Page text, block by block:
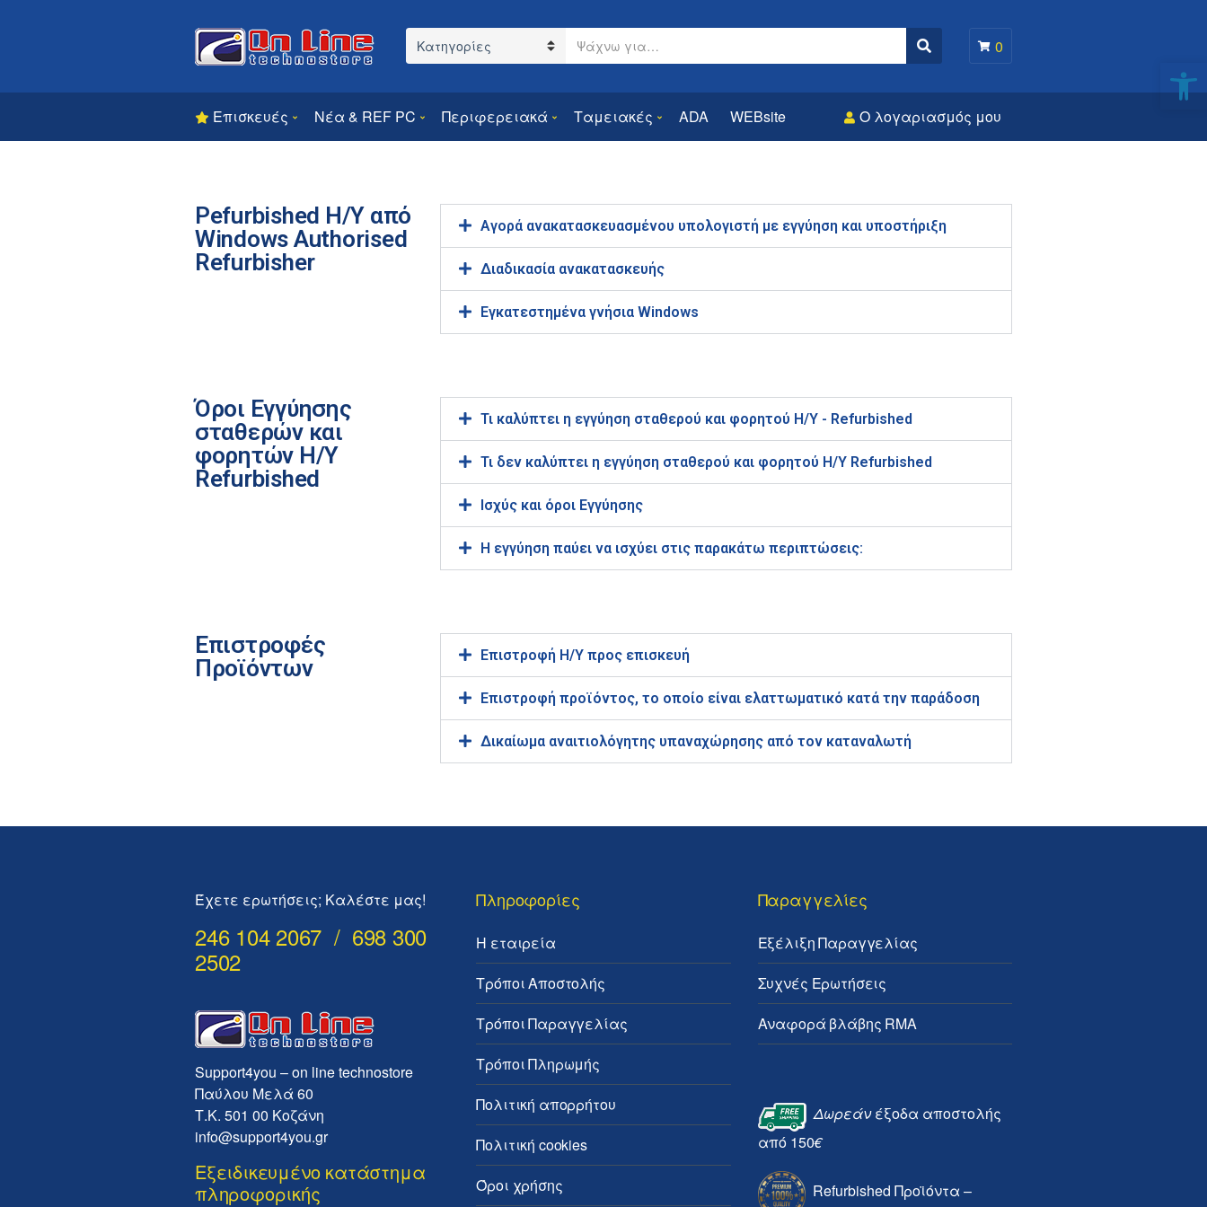
Category name
Search text
Search 0
Επισκευές Νέα & REF PC Περιφερειακά Ταμειακές ADA WEBsite Ο λογαριασμός μου
Ρefurbished Η/Υ από
Windows Authorised
Refurbisher
Αγορά ανακατασκευασμένου υπολογιστή με εγγύηση και υποστήριξη
Διαδικασία ανακατασκευής
Εγκατεστημένα γνήσια Windows
Όροι Εγγύησης
σταθερών και
φορητών Η/Υ
Refurbished
Τι καλύπτει η εγγύηση σταθερού και φορητού Η/Υ - Refurbished
Τι δεν καλύπτει η εγγύηση σταθερού και φορητού Η/Υ Refurbished
Ισχύς και όροι Εγγύησης
Η εγγύηση παύει να ισχύει στις παρακάτω περιπτώσεις:
Επιστροφές
Προϊόντων
Επιστροφή Η/Υ προς επισκευή
Επιστροφή προϊόντος, το οποίο είναι ελαττωματικό κατά την παράδοση
Δικαίωμα αναιτιολόγητης υπαναχώρησης από τον καταναλωτή
Έχετε ερωτήσεις; Καλέστε μας!
246 104 2067 / 698 300
2502
Support4you – on line technostore
Παύλου Μελά 60
Τ.Κ. 501 00 Κοζάνη
info@support4you.gr
Εξειδικευμένο κατάστημα
πληροφορικής
Πληροφορίες
Η εταιρεία
Τρόποι Αποστολής
Τρόποι Παραγγελίας
Τρόποι Πληρωμής
Πολιτική απορρήτου
Πολιτική cookies
Όροι χρήσης
Παραγγελίες
Εξέλιξη Παραγγελίας
Συχνές Ερωτήσεις
Αναφορά βλάβης RMA
Δωρεάνέξοδα αποστολής
από 150€
Refurbished Προϊόντα –